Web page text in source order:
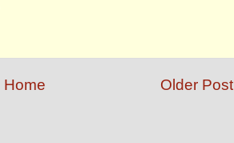
Older Post
Home